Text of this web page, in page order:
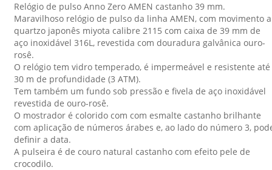
Relógio de pulso Anno Zero AMEN castanho 39 mm.
Maravilhoso relógio de pulso da linha AMEN, com movimento a
quartzo japonês miyota calibre 2115 com caixa de 39 mm de
aço inoxidável 316L, revestida com douradura galvânica ouro-
rosê.
O relógio tem vidro temperado, é impermeável e resistente até
30 m de profundidade (3 ATM).
Tem também um fundo sob pressão e fivela de aço inoxidável
revestida de ouro-rosê.
O mostrador é colorido com com esmalte castanho brilhante
com aplicação de números árabes e, ao lado do número 3,
definir a data.
A pulseira é de couro natural castanho com efeito pele de
crocodilo.